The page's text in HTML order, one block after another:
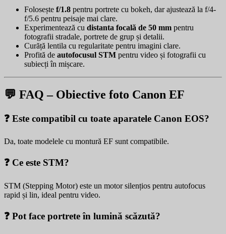
Folosește f/1.8 pentru portrete cu bokeh, dar ajustează la f/4-
f/5.6 pentru peisaje mai clare.
Experimentează cu distanta focală de 50 mm pentru
fotografii stradale, portrete de grup și detalii.
Curăță lentila cu regularitate pentru imagini clare.
Profită de autofocusul STM pentru video și fotografii cu
subiecți în mișcare.
💬 FAQ – Obiective foto Canon EF
❓ Este compatibil cu toate aparatele Canon EOS?
Da, toate modelele cu montură EF sunt compatibile.
❓ Ce este STM?
STM (Stepping Motor) este un motor silențios pentru autofocus
rapid și lin, ideal pentru video.
❓ Pot face portrete în lumină scăzută?